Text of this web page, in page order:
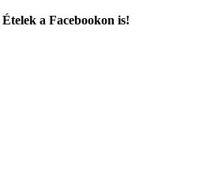
a Facebookon is!